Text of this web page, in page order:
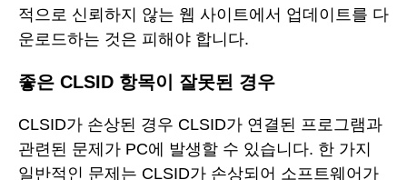
적으로 신뢰하지 않는 웹 사이트에서 업데이트를 다
운로드하는 것은 피해야 합니다.
좋은 CLSID 항목이 잘못된 경우
CLSID가 손상된 경우 CLSID가 연결된 프로그램과
관련된 문제가 PC에 발생할 수 있습니다. 한 가지
일반적인 문제는 CLSID가 손상되어 소프트웨어가